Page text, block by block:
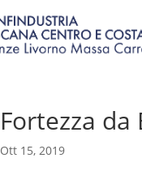
Fortezza da
Ott 15, 2019